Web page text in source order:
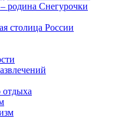
родина Снегурочки
столица России
отдыха